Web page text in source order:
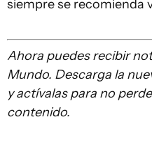
siempre se recomienda
Ahora puedes recibir
Mundo. Descarga la
y actívalas para no
contenido.